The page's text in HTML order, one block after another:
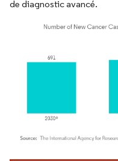
de diagnostic avancé.